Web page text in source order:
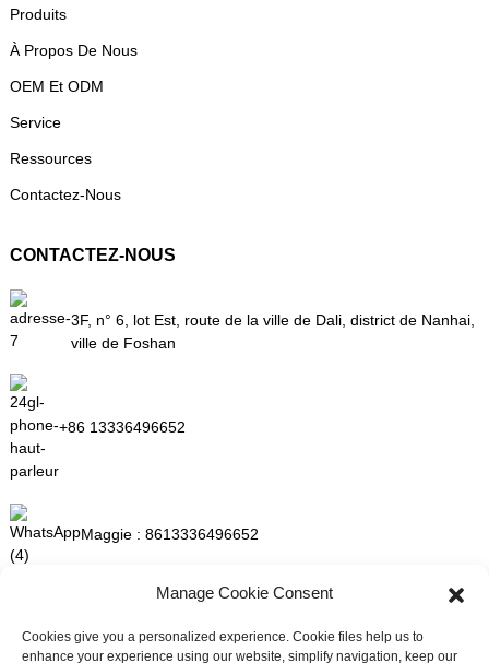
Produits
À Propos De Nous
OEM Et ODM
Service
Ressources
Contactez-Nous
CONTACTEZ-NOUS
3F, n° 6, lot Est, route de la ville de Dali, district de Nanhai,
ville de Foshan
+86 13336496652
Maggie : 8613336496652
Manage Cookie Consent
Cookies give you a personalized experience. Cookie files help us to
enhance your experience using our website, simplify navigation, keep our